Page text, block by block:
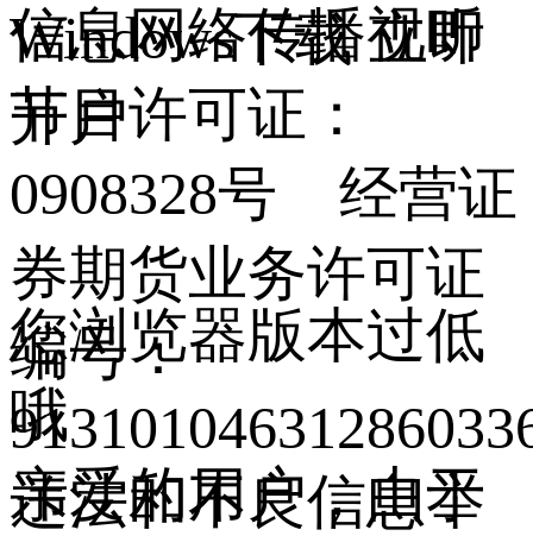
信息网络传播视听
节目许可证：
0908328号 经营证
券期货业务许可证
编号：
违法和不良信息举
Windows下载立即
开户
您浏览器版本过低
哦
亲爱的用户，由于